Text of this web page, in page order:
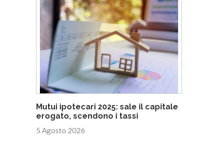
Mutui ipotecari 2025: sale il capitale
erogato, scendono i tassi
5 Agosto 2026